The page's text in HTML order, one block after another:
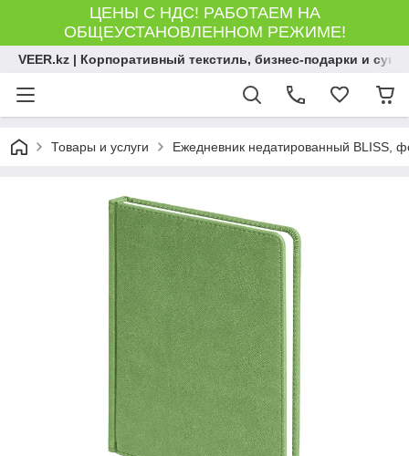
ЦЕНЫ С НДС! РАБОТАЕМ НА
ОБЩЕУСТАНОВЛЕННОМ РЕЖИМЕ!
VEER.kz | Корпоративный текстиль, бизнес-подарки и
Товары и услуги Ежедневник недатированный BLISS,